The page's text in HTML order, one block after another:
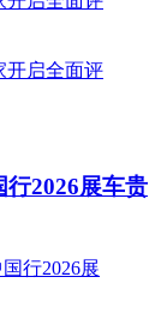
2026展车贵